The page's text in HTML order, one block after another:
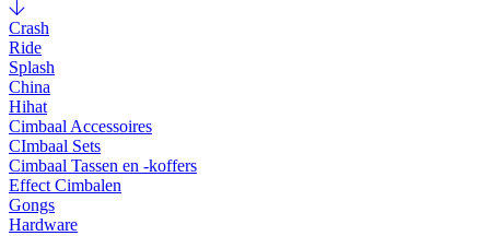
Crash
Ride
Splash
China
Hihat
Cimbaal Accessoires
CImbaal Sets
Cimbaal Tassen en -koffers
Effect Cimbalen
Gongs
Hardware